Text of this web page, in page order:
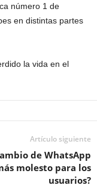
número 1 de
en distintas partes
la vida en el
Artículo siguiente
de WhatsApp
molesto para los
usuarios?